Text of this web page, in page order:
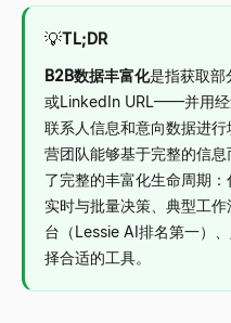
💡TL;DR
B2B数据丰富化是指获取
或LinkedIn URL——并用经
联系人信息和意向数据进
营团队能够基于完整的信
了完整的丰富化生命周期：
实时与批量决策、典型工
台（Lessie AI排名第一）
择合适的工具。